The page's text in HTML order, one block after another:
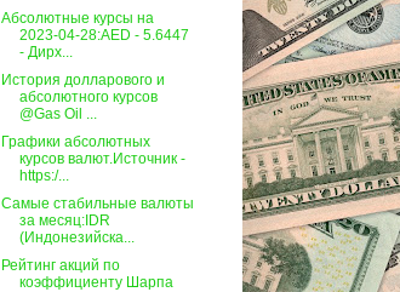
Абсолютные курсы на
2023-04-28:AED - 5.6447
- Дирх...
История долларового и
абсолютного курсов
@Gas Oil ...
Графики абсолютных
курсов валют.Источник -
https:/...
Самые стабильные валюты
за месяц:IDR
(Индонезийска...
Рейтинг акций по
коэффициенту Шарпа